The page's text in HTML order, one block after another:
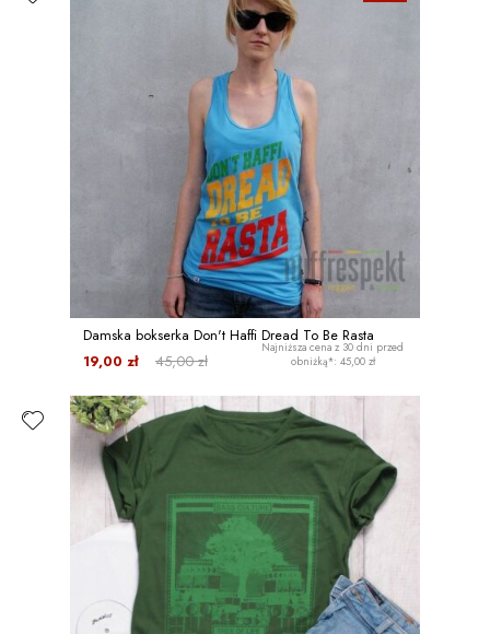
Damska bokserka Don't Haffi Dread To Be Rasta
45,00 zł
19,00 zł
Najniższa cena z 30 dni przed
obniżką*: 45,00 zł